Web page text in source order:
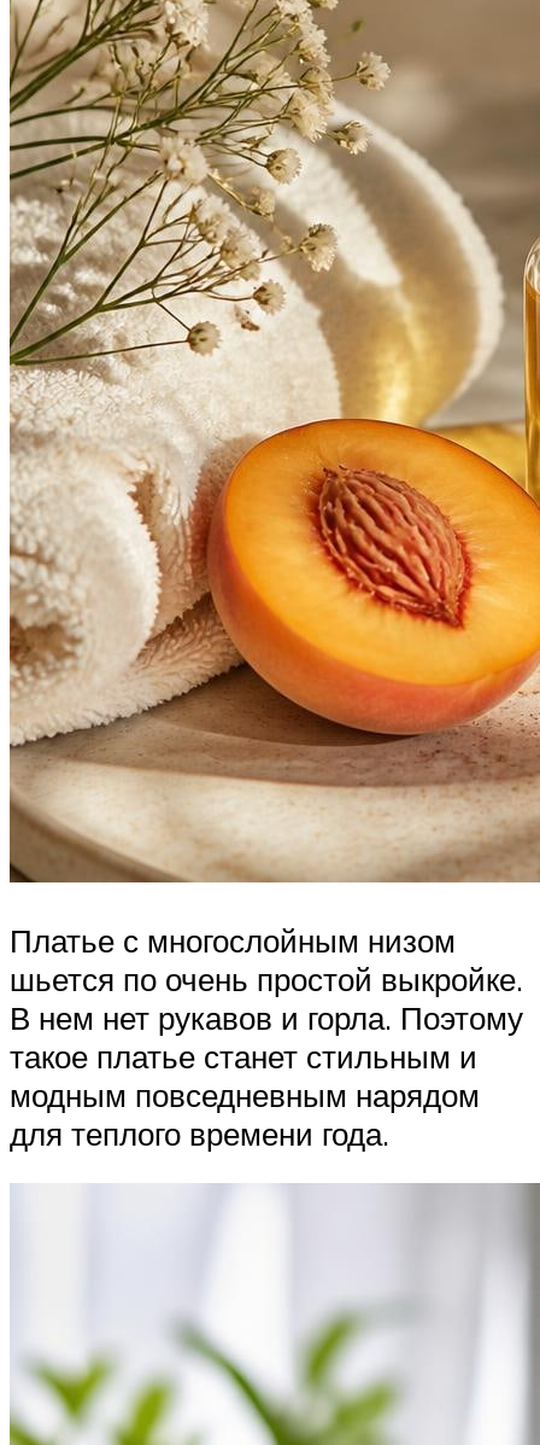
Платье с многослойным низом
шьется по очень простой выкройке.
В нем нет рукавов и горла. Поэтому
такое платье станет стильным и
модным повседневным нарядом
для теплого времени года.